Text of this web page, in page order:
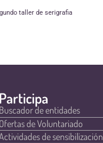
taller de serigrafia
Participa
Buscador de entidades
Ofertas de Voluntariado
de sensibilización